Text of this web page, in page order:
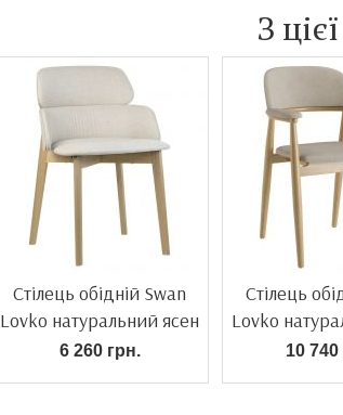
З
Стілець обідній Swan
Lovko натуральний ясен
6 260 грн.
Стілець
Lovko
10 740